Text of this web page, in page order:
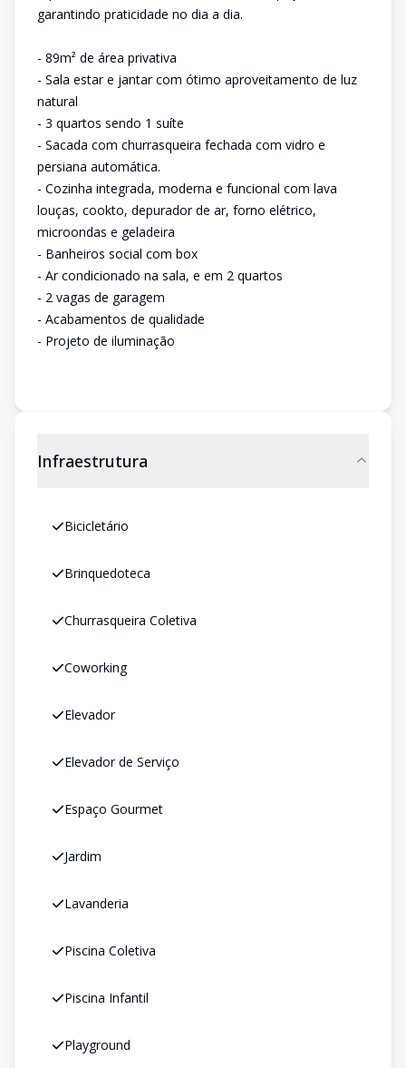
garantindo praticidade no dia a dia.
- 89m² de área privativa
- Sala estar e jantar com ótimo aproveitamento de luz
natural
- 3 quartos sendo 1 suíte
- Sacada com churrasqueira fechada com vidro e
persiana automática.
- Cozinha integrada, moderna e funcional com lava
louças, cookto, depurador de ar, forno elétrico,
microondas e geladeira
- Banheiros social com box
- Ar condicionado na sala, e em 2 quartos
- 2 vagas de garagem
- Acabamentos de qualidade
- Projeto de iluminação
Infraestrutura
Bicicletário
Brinquedoteca
Churrasqueira Coletiva
Coworking
Elevador
Elevador de Serviço
Espaço Gourmet
Jardim
Lavanderia
Piscina Coletiva
Piscina Infantil
Playground